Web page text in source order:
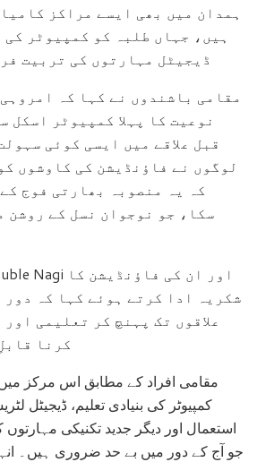
ہمدان میں بھی ایسے مراکز
ہیں، جہاں طلبہ کو کمپیوٹر
ڈیجیٹل مہارتوں کی تربیت
مقامی باشندوں نے کہا کہ
نوعیت کا پہلا کمپیوٹر اسکل
قبل علاقے میں ایسی کوئی
لوگوں نے فاؤنڈیشن کی کاوشوں
کہ یہ منصوبہ بھارتی فوج
سکا، جو نوجوان نسل کے روشن
شکریہ ادا کرتے ہوئے کہا کہ دور
علاقوں تک پہنچ کر تعلیمی اور
کرنا
مقامی افراد کے مطابق اس مرکز میں
کمپیوٹر کی بنیادی تعلیم، ڈیجیٹل
استعمال اور دیگر جدید تکنیکی
جو آج کے دور میں بے حد ضروری ہیں۔